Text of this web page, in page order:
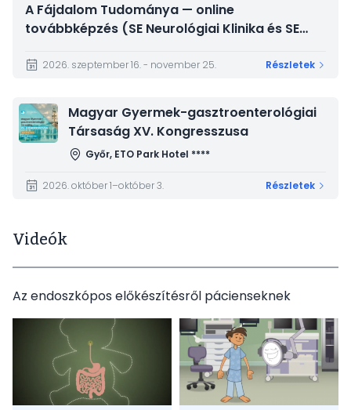
A Fájdalom Tudománya — online
továbbképzés (SE Neurológiai Klinika és SE
2026. szeptember 16. - november 25. Részletek
Kép
Magyar Gyermek-gasztroenterológiai
Társaság XV. Kongresszusa
Győr, ETO Park Hotel ****
2026. október 1–október 3. Részletek
Videók
Az endoszkópos előkészítésről pácienseknek